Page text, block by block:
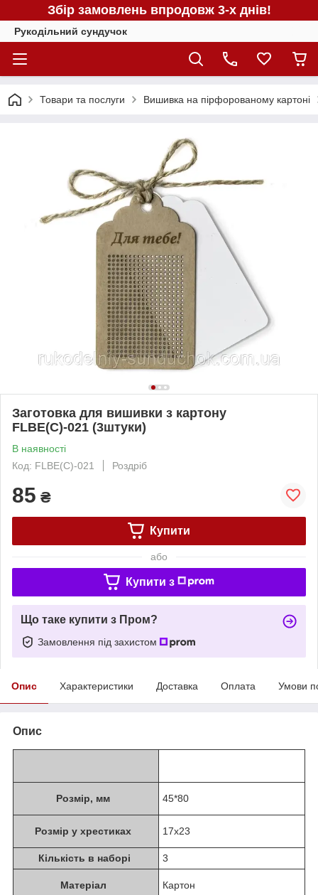
Збір замовлень впродовж 3-х днів!
Рукодільний сундучок
Товари та послуги Вишивка на пірфорованому картоні
Заготовка для вишивки з картону
FLBE(C)-021 (3штуки)
В наявності
Код: FLBE(C)-021
Роздріб
85 ₴
Купити
або
Купити з
Що таке купити з Пром?
Замовлення під захистом
Опис Характеристики Доставка Оплата Умови
Опис
Розмір, мм 45*80
Розмір у хрестиках 17х23
Кількість в наборі 3
Матеріал Картон